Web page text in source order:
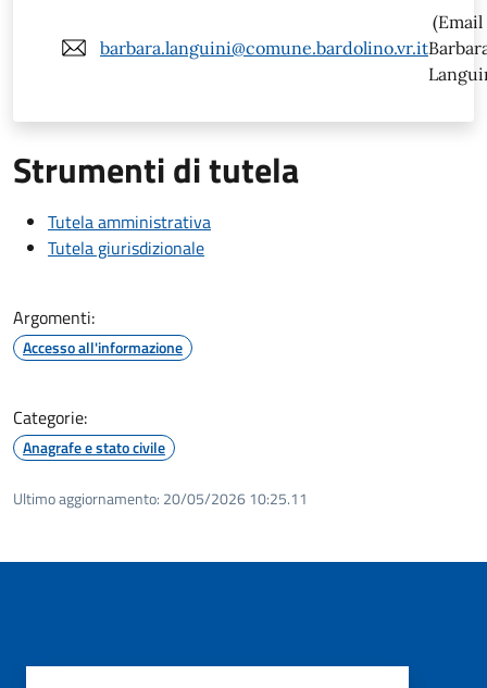
barbara.languini@comune.bardolino.vr.it
(Email
Strumenti di tutela
Tutela amministrativa
Tutela giurisdizionale
Argomenti:
Accesso all'informazione
Categorie:
Anagrafe e stato civile
Ultimo aggiornamento: 20/05/2026 10:25.11